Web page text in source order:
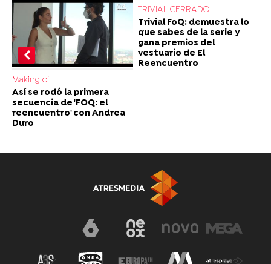
Making of
Así se rodó la primera
secuencia de 'FOQ: el
reencuentro' con Andrea
Duro
TRIVIAL CERRADO
Trivial FoQ: demuestra lo
que sabes de la serie y
gana premios del
vestuario de El
Reencuentro